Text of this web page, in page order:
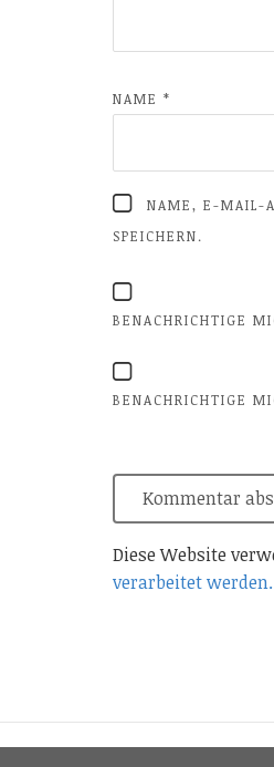
NAME *
NAME, E-MAIL-
SPEICHERN.
BENACHRICHTIGE
BENACHRICHTIGE
Diese Website
verarbeitet werden.